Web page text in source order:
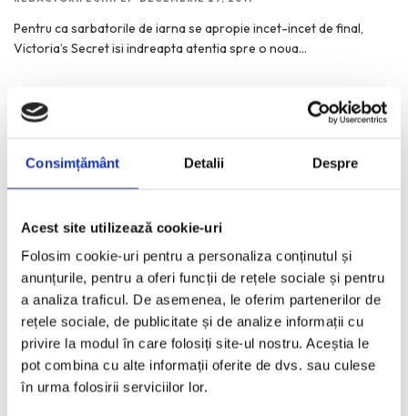
Consimțământ Detalii Despre
Acest site utilizează cookie-uri
Folosim cookie-uri pentru a personaliza conținutul și
anunțurile, pentru a oferi funcții de rețele sociale și pentru
a analiza traficul. De asemenea, le oferim partenerilor de
rețele sociale, de publicitate și de analize informații cu
privire la modul în care folosiți site-ul nostru. Aceștia le
pot combina cu alte informații oferite de dvs. sau culese
în urma folosirii serviciilor lor.
Pentru ca sarbatorile de iarna se apropie incet-incet de final,
Victoria’s Secret isi indreapta atentia spre o noua...
RECENT POSTS
dintre moda si arta.
Le Bonheur by Jacquemus. Vara transpusa intr-o colectie
vestimentara.
Transilvania | Extravaganza. Lucrarile lui Stefan Caltia,
expuse la Sibiu.
CHANEL Rouge Coco Hydra Gloss
Rochii de vara, elegante, casual, de vacanta. Inspiratie
pentru 2026.